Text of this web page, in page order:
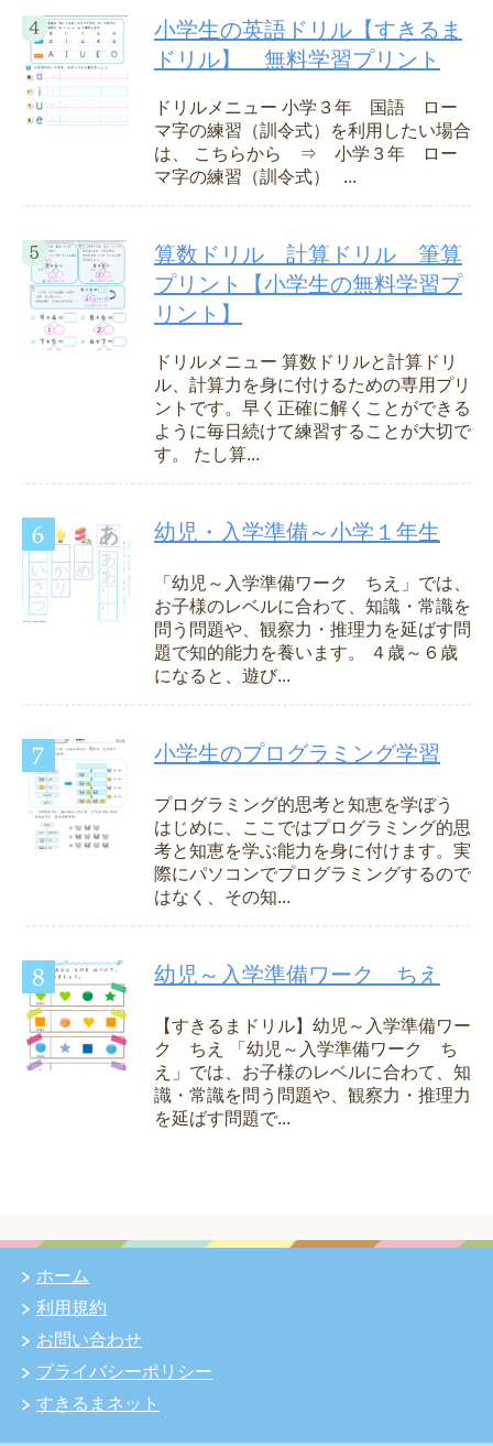
小学生の英語ドリル【すきるま
ドリル】 無料学習プリント
ドリルメニュー 小学３年 国語 ロー
マ字の練習（訓令式）を利用したい場合
は、 こちらから ⇒ 小学３年 ロー
マ字の練習（訓令式） ...
算数ドリル 計算ドリル 筆算
プリント【小学生の無料学習プ
リント】
ドリルメニュー 算数ドリルと計算ドリ
ル、計算力を身に付けるための専用プリ
ントです。早く正確に解くことができる
ように毎日続けて練習することが大切で
す。 たし算...
幼児・入学準備～小学１年生
「幼児～入学準備ワーク ちえ」では、
お子様のレベルに合わて、知識・常識を
問う問題や、観察力・推理力を延ばす問
題で知的能力を養います。 ４歳～６歳
になると、遊び...
小学生のプログラミング学習
プログラミング的思考と知恵を学ぼう
はじめに、ここではプログラミング的思
考と知恵を学ぶ能力を身に付けます。実
際にパソコンでプログラミングするので
はなく、その知...
幼児～入学準備ワーク ちえ
【すきるまドリル】幼児～入学準備ワー
ク ちえ 「幼児～入学準備ワーク ち
え」では、お子様のレベルに合わて、知
識・常識を問う問題や、観察力・推理力
を延ばす問題で...
ホーム
利用規約
お問い合わせ
プライバシーポリシー
すきるまネット